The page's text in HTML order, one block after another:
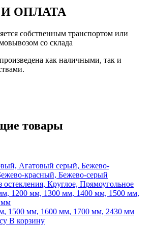
ОПЛАТА
собственным транспортом или
со склада
как наличными, так и
товары
Агатовый серый, Бежево-
красный, Бежево-серый
остекления, Круглое, Прямоугольное
1200 мм, 1300 мм, 1400 мм, 1500 мм,
мм
1500 мм, 1600 мм, 1700 мм, 2430 мм
В корзину